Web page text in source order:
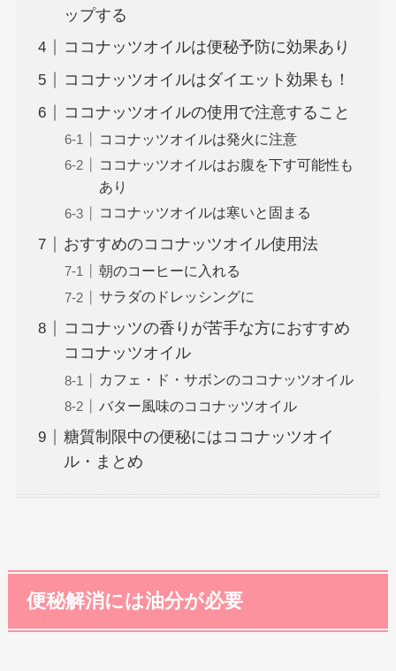
ップする
ココナッツオイルは便秘予防に効果あり
ココナッツオイルはダイエット効果も！
ココナッツオイルの使用で注意すること
ココナッツオイルは発火に注意
ココナッツオイルはお腹を下す可能性も
あり
ココナッツオイルは寒いと固まる
おすすめのココナッツオイル使用法
朝のコーヒーに入れる
サラダのドレッシングに
ココナッツの香りが苦手な方におすすめ
ココナッツオイル
カフェ・ド・サボンのココナッツオイル
バター風味のココナッツオイル
糖質制限中の便秘にはココナッツオイ
ル・まとめ
便秘解消には油分が必要